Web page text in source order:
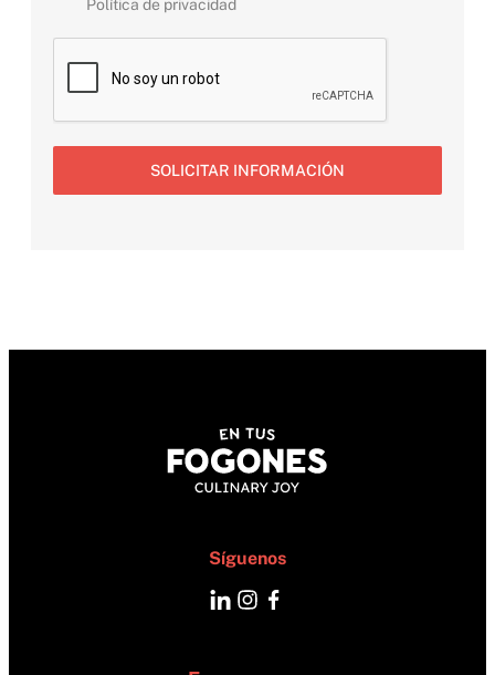
Política de privacidad
SOLICITAR INFORMACIÓN
Síguenos